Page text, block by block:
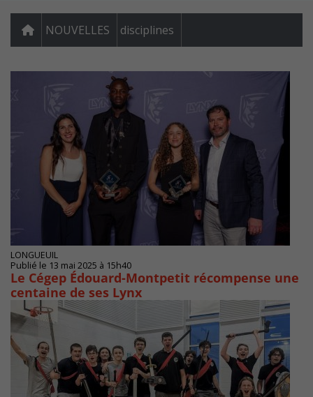
NOUVELLES disciplines
LONGUEUIL
Publié le 13 mai 2025 à 15h40
Le Cégep Édouard-Montpetit récompense une
centaine de ses Lynx